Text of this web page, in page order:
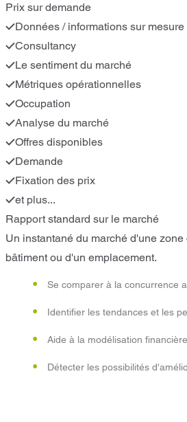
Prix sur demande
Données / informations sur mesure
Consultancy
Le sentiment du marché
Métriques opérationnelles
Occupation
Analyse du marché
Offres disponibles
Demande
Fixation des prix
et plus...
Rapport standard sur le marché
Un instantané du marché d'une
bâtiment ou d'un emplacement.
Se comparer à la concurrence
Identifier les tendances et les
Aide à la modélisation
Détecter les possibilités